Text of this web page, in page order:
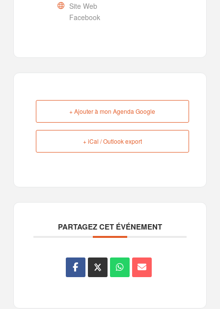
Site Web
Facebook
+ Ajouter à mon Agenda Google
+ iCal / Outlook export
PARTAGEZ CET ÉVÉNEMENT